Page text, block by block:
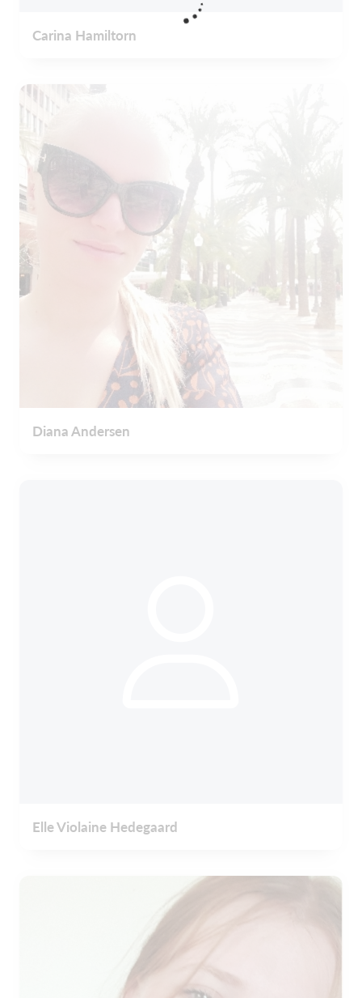
Carina Hamiltorn
Diana Andersen
Elle Violaine Hedegaard